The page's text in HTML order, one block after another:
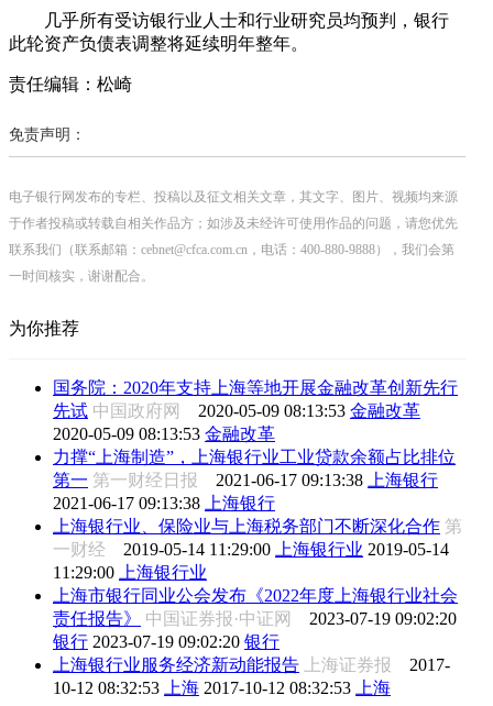
几乎所有受访银行业人士和行业研究员均预判，银行
此轮资产负债表调整将延续明年整年。
责任编辑：松崎
免责声明：
电子银行网发布的专栏、投稿以及征文相关文章，其文字、图片、视频均来源
于作者投稿或转载自相关作品方；如涉及未经许可使用作品的问题，请您优先
联系我们（联系邮箱：cebnet@cfca.com.cn，电话：400-880-9888），我们会第
一时间核实，谢谢配合。
为你推荐
国务院：2020年支持上海等地开展金融改革创新先行
先试 中国政府网 2020-05-09 08:13:53 金融改革
2020-05-09 08:13:53 金融改革
力撑“上海制造”，上海银行业工业贷款余额占比排位
第一 第一财经日报 2021-06-17 09:13:38
上海银行
2021-06-17 09:13:38
上海银行
上海银行业、保险业与上海税务部门不断深化合作 第
一财经 2019-05-14 11:29:00 上海银行业 2019-05-14
11:29:00
上海银行业
上海市银行同业公会发布《2022年度上海银行业社会
责任报告》
中国证券报·中证网 2023-07-19 09:02:20
银行 2023-07-19 09:02:20 银行
上海银行业服务经济新动能报告
上海证券报 2017-
10-12 08:32:53
上海 2017-10-12 08:32:53 上海